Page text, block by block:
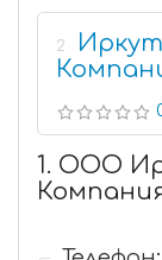
2
1. ООО